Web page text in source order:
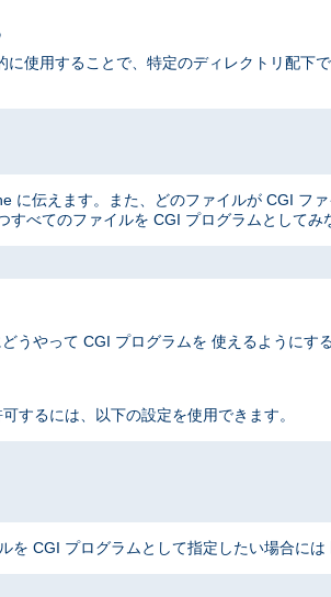
に使用することで、特定のディレクトリ配下
に伝えます。また、どのファイルが CGI フ
すべてのファイルを CGI プログラムとしてみ
うやって CGI プログラムを 使えるようにす
するには、以下の設定を使用できます。
を CGI プログラムとして指定したい場合には